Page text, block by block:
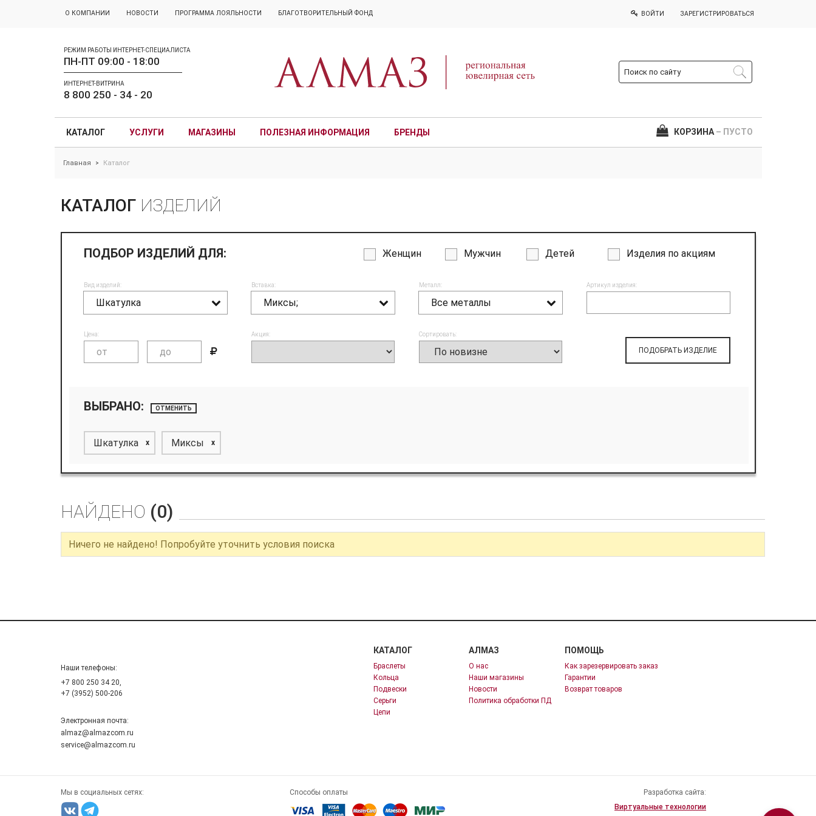
О КОМПАНИИ НОВОСТИ ПРОГРАММА ЛОЯЛЬНОСТИ БЛАГОТВОРИТЕЛЬНЫЙ ФОНД
РЕЖИМ РАБОТЫ ИНТЕРНЕТ-СПЕЦИАЛИСТА
ПН-ПТ 09:00 - 18:00
ИНТЕРНЕТ-ВИТРИНА
8 800 250 - 34 - 20
ВОЙТИ ЗАРЕГИСТРИРОВАТЬСЯ
КАТАЛОГ УСЛУГИ МАГАЗИНЫ ПОЛЕЗНАЯ ИНФОРМАЦИЯ БРЕНДЫ КОРЗИНА – ПУСТО
Главная > Каталог
КАТАЛОГ ИЗДЕЛИЙ
ПОДБОР ИЗДЕЛИЙ ДЛЯ: Женщин Мужчин Детей Изделия по акциям
Вид изделий:
Шкатулка
Вставка:
Миксы;
Металл:
Все металлы
Артикул изделия:
Цена: Акция: Сортировать:
ПОДОБРАТЬ ИЗДЕЛИЕ
ВЫБРАНО: ОТМЕНИТЬ
Шкатулка x Миксы x
НАЙДЕНО (0)
Ничего не найдено! Попробуйте уточнить условия поиска
Наши телефоны:
+7 800 250 34 20,
+7 (3952) 500-206
Электронная почта:
almaz@almazcom.ru
service@almazcom.ru
КАТАЛОГ
Браслеты
Кольца
Подвески
Серьги
Цепи
АЛМАЗ
О нас
Наши магазины
Новости
Политика обработки ПД
ПОМОЩЬ
Как зарезервировать заказ
Гарантии
Возврат товаров
Мы в социальных сетях: Способы оплаты
Разработка сайта:
Виртуальные технологии